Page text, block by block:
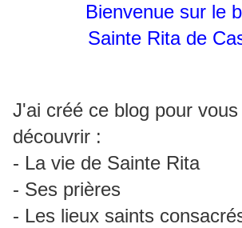
Bienvenue sur le
Sainte Rita de
J'ai créé ce blog pour
découvrir :
- La vie de Sainte Rita
- Ses prières
- Les lieux saints